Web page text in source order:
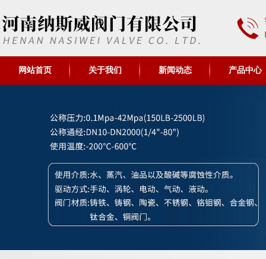
网站首页 关于我们 新闻动态 产品中心